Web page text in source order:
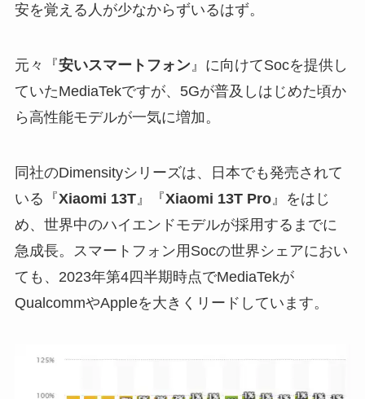
安を覚える人が少なからずいるはず。
元々『安いスマートフォン』に向けてSocを提供し
ていたMediaTekですが、5Gが普及しはじめた頃か
ら高性能モデルが一気に増加。
同社のDimensityシリーズは、日本でも発売されて
いる『Xiaomi 13T』『Xiaomi 13T Pro』をはじ
め、世界中のハイエンドモデルが採用するまでに
急成長。スマートフォン用Socの世界シェアにおい
ても、2023年第4四半期時点でMediaTekが
QualcommやAppleを大きくリードしています。